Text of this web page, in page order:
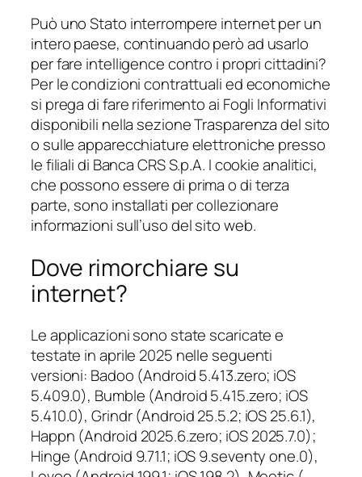
Può uno Stato interrompere internet per un
intero paese, continuando però ad usarlo
per fare intelligence contro i propri cittadini?
Per le condizioni contrattuali ed economiche
si prega di fare riferimento ai Fogli Informativi
disponibili nella sezione Trasparenza del sito
o sulle apparecchiature elettroniche presso
le filiali di Banca CRS S.p.A. I cookie analitici,
che possono essere di prima o di terza
parte, sono installati per collezionare
informazioni sull’uso del sito web.
Dove rimorchiare su
internet?
Le applicazioni sono state scaricate e
testate in aprile 2025 nelle seguenti
versioni: Badoo (Android 5.413.zero; iOS
5.409.0), Bumble (Android 5.415.zero; iOS
5.410.0), Grindr (Android 25.5.2; iOS 25.6.1),
Happn (Android 2025.6.zero; iOS 2025.7.0);
Hinge (Android 9.71.1; iOS 9.seventy one.0),